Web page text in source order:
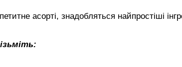
асорті, знадобляться найпростіші